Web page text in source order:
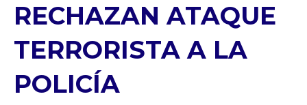
RECHAZAN ATAQUE
TERRORISTA A LA
POLICÍA